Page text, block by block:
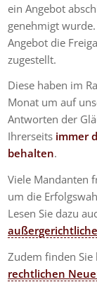
ein Angebot
genehmigt
Angebot die
zugestellt.
Diese haben im
Monat um auf
Antworten der
Ihrerseits immer
behalten.
Viele Mandanten
um die
Lesen Sie dazu
Zudem finden Sie
rechtlichen